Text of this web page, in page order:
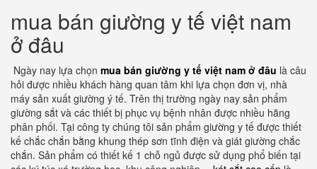
mua bán giường y tế việt nam
ở đâu
Ngày nay lựa chọn mua bán giường y tế việt nam ở đâu là câu
hỏi được nhiều khách hàng quan tâm khi lựa chọn đơn vị, nhà
máy sản xuất giường ý tế. Trên thị trường ngày nay sản phẩm
giường sắt và các thiết bị phục vụ bệnh nhân được nhiều hãng
phân phối. Tại công ty chúng tôi sản phẩm giường y tế được thiết
kế chắc chắn bằng khung thép sơn tĩnh điện và giát giường chắc
chắn. Sản phẩm có thiết kế 1 chỗ ngủ được sử dụng phổ biến tại